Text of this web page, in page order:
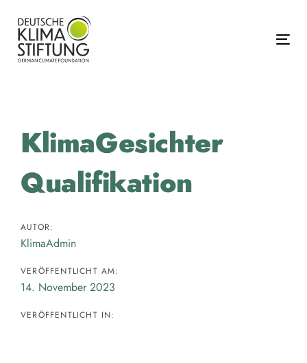
überspringen
primären
Navigation
springen
KlimaGesichter
Qualifikation
AUTOR:
KlimaAdmin
VERÖFFENTLICHT AM:
14. November 2023
VERÖFFENTLICHT IN:
Beitragsnavigation